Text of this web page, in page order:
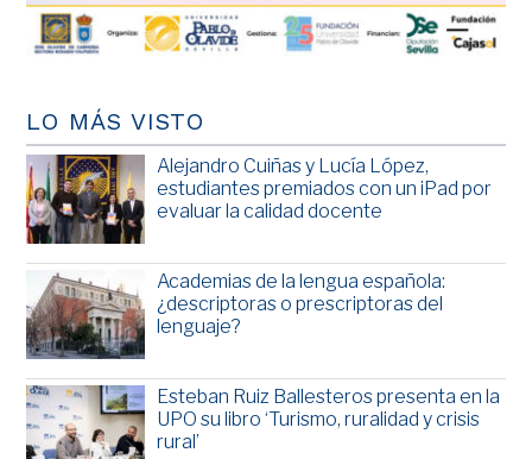
LO MÁS VISTO
Alejandro Cuiñas y Lucía López,
estudiantes premiados con un iPad por
evaluar la calidad docente
Academias de la lengua española:
¿descriptoras o prescriptoras del
lenguaje?
Esteban Ruiz Ballesteros presenta en la
UPO su libro ‘Turismo, ruralidad y crisis
rural’